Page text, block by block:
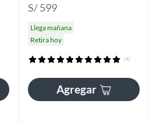
S/ 599
Llega mañana
Retira hoy
(4)
Agregar